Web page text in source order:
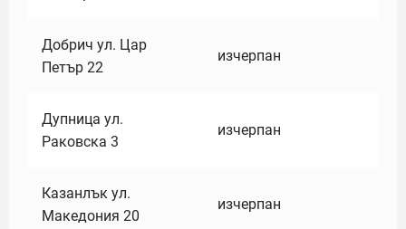
Добрич ул. Цар
Петър 22
изчерпан
Дупница ул.
Раковска 3
изчерпан
Казанлък ул.
Македония 20
изчерпан